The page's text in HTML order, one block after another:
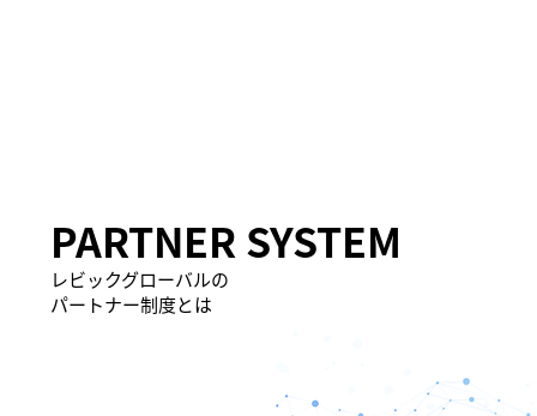
​PARTNER SYSTEM
レビックグローバルの
パートナー制度とは